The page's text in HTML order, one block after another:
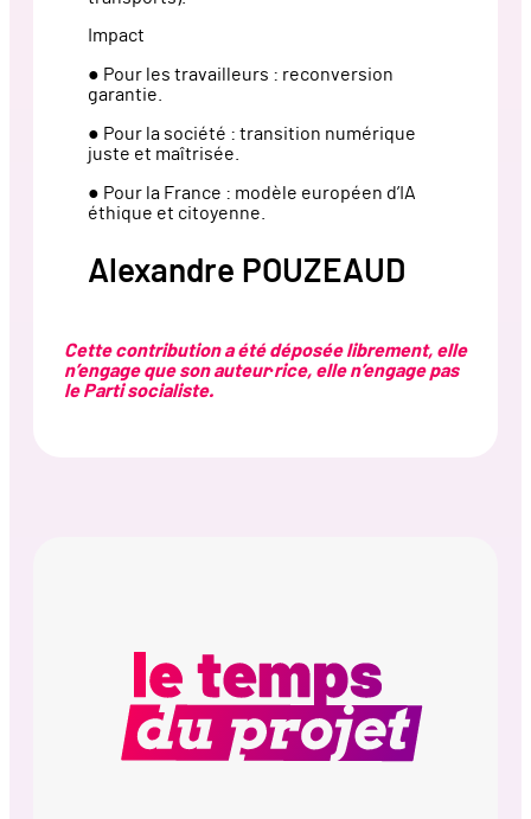
Impact
● Pour les travailleurs : reconversion
garantie.
● Pour la société : transition numérique
juste et maîtrisée.
● Pour la France : modèle européen d’IA
éthique et citoyenne.
Alexandre POUZEAUD
Cette contribution a été déposée librement, elle
n’engage que son auteur·rice, elle n’engage pas
le Parti socialiste.